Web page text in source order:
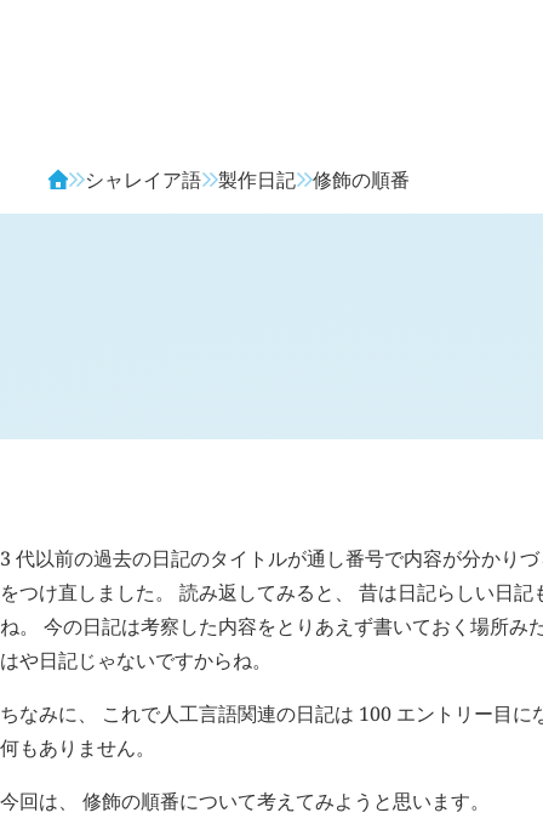
シャレイア語 製作日記 修飾の順番
3 代以前の過去の日記のタイトルが通し番号で内容が分かり
をつけ直しました。 読み返してみると、 昔は日記らしい日
ね。 今の日記は考察した内容をとりあえず書いておく場所み
はや日記じゃないですからね。
ちなみに、 これで人工言語関連の日記は 100 エントリー目に
何もありません。
今回は、 修飾の順番について考えてみようと思います。